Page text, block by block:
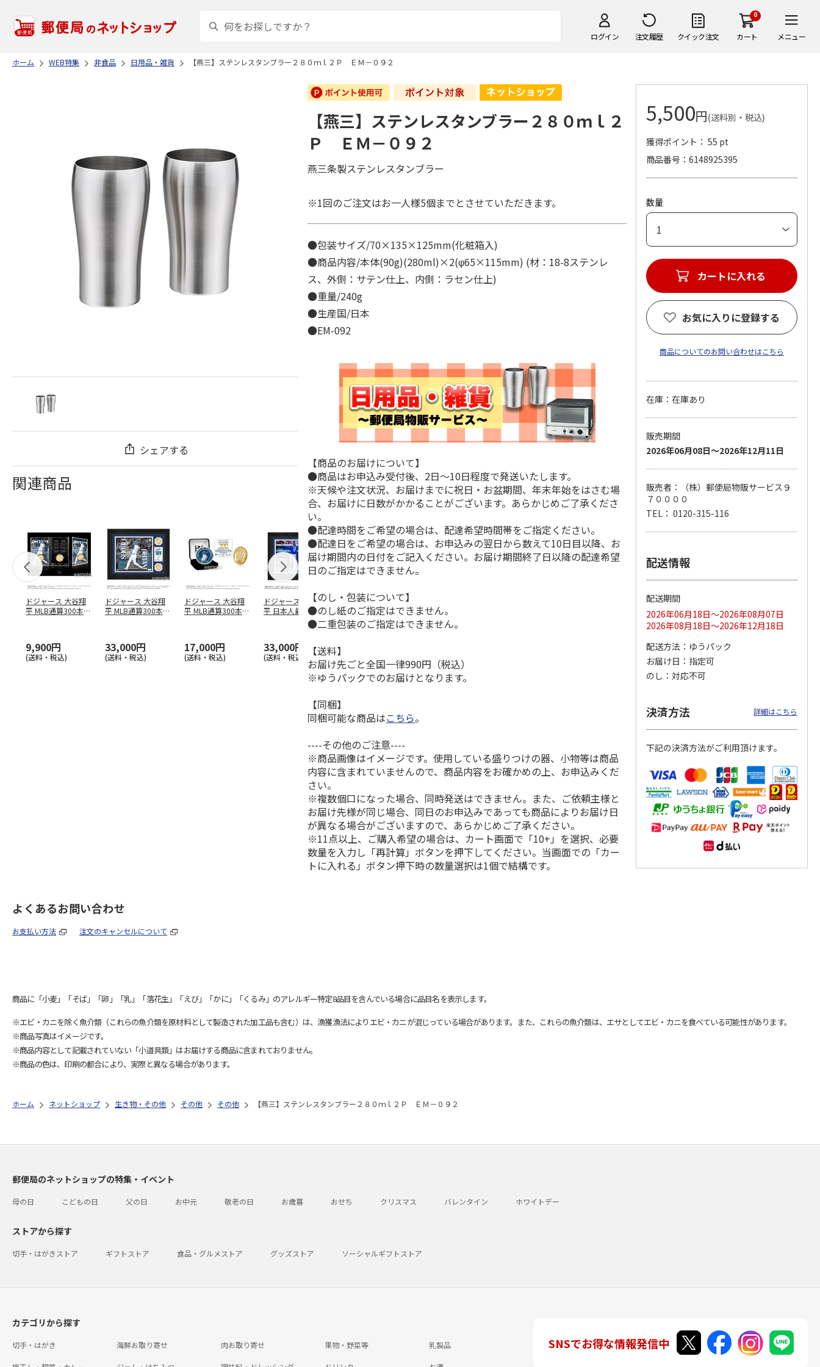
ログイン 注文履歴 クイック注文
0
カート メニュー
ホーム WEB特集 非食品 日用品・雑貨 【燕三】ステンレスタンブラー２８０ｍｌ２Ｐ ＥＭ－０９２
シェアする
関連商品
ドジャース 大谷翔
平 MLB通算300本塁
9,900円
(送料・税込)
ドジャース 大谷翔
平 MLB通算300本塁
33,000円
(送料・税込)
ドジャース 大谷翔
平 MLB通算300本塁
17,000円
(送料・税込)
ドジャース 大谷翔
平 日本人最多53試
合連続出塁記念 ダ
33,000円
(送料・税込)
MLB ドジャース 大
谷翔平 2026 NL 3・
4月投手…
平 日本人最多53試
合連続出塁記念 コ
イ…
ドジャース 大谷翔
平 日本人最多53試
合連続出塁記念 シ
ル…
17,000円
(送料・税込)
谷翔平 2026 NL 3・
4月投手…
【燕三】ステンレスタンブラー２８０ｍｌ２
Ｐ ＥＭ－０９２
燕三条製ステンレスタンブラー
※1回のご注文はお一人様5個までとさせていただきます。
●包装サイズ/70×135×125mm(化粧箱入)
●商品内容/本体(90g)(280ml)×2(φ65×115mm) (材：18-8ステンレ
ス、外側：サテン仕上、内側：ラセン仕上)
●重量/240g
●生産国/日本
●EM-092
【商品のお届けについて】
●商品はお申込み受付後、2日～10日程度で発送いたします。
※天候や注文状況、お届けまでに祝日・お盆期間、年末年始をはさむ場
合、お届けに日数がかかることがございます。あらかじめご了承くださ
い。
●配達時間をご希望の場合は、配達希望時間帯をご指定ください。
●配達日をご希望の場合は、お申込みの翌日から数えて10日目以降、お
届け期間内の日付をご記入ください。お届け期間終了日以降の配達希望
日のご指定はできません。
【のし・包装について】
●のし紙のご指定はできません。
●二重包装のご指定はできません。
【送料】
お届け先ごと全国一律990円（税込）
※ゆうパックでのお届けとなります。
【同梱】
同梱可能な商品はこちら。
----その他のご注意----
※商品画像はイメージです。使用している盛りつけの器、小物等は商品
内容に含まれていませんので、商品内容をお確かめの上、お申込みくだ
さい。
※複数個口になった場合、同時発送はできません。また、ご依頼主様と
お届け先様が同じ場合、同日のお申込みであっても商品によりお届け日
が異なる場合がございますので、あらかじめご了承ください。
※11点以上、ご購入希望の場合は、カート画面で「10+」を選択、必要
数量を入力し「再計算」ボタンを押下してください。当画面での「カー
トに入れる」ボタン押下時の数量選択は1個で結構です。
5,500円(送料別・税込)
獲得ポイント： 55 pt
商品番号
6148925395
数量
カートに入れる
お気に入りに登録する
商品についてのお問い合わせはこちら
在庫：在庫あり
販売期間
2026年06月08日～2026年12月11日
販売者：（株）郵便局物販サービス９
７００００
TEL： 0120-315-116
配送情報
配送期間
2026年06月18日～2026年08月07日
2026年08月18日～2026年12月18日
配送方法
ゆうパック
お届け日
指定可
のし
対応不可
決済方法 詳細はこちら
下記の決済方法がご利用頂けます。
よくあるお問い合わせ
お支払い方法 注文のキャンセルについて
商品に「小麦」「そば」「卵」「乳」「落花生」「えび」「かに」「くるみ」のアレルギー特定8品目を含んでいる場合に品目名を表示します。
※エビ・カニを除く魚介類（これらの魚介類を原材料として製造された加工品も含む）は、漁獲漁法によりエビ・カニが混じっている場合があります。また、これらの魚介類は、エサとしてエビ・カニを食べている可能性があります。
※商品写真はイメージです。
※商品内容として記載されていない「小道具類」はお届けする商品に含まれておりません。
※商品の色は、印刷の都合により、実際と異なる場合があります。
ホーム ネットショップ 生き物・その他 その他 その他 【燕三】ステンレスタンブラー２８０ｍｌ２Ｐ ＥＭ－０９２
郵便局のネットショップの特集・イベント
母の日 こどもの日 父の日 お中元 敬老の日 お歳暮 おせち クリスマス バレンタイン ホワイトデー
ストアから探す
切手・はがきストア ギフトストア 食品・グルメストア グッズストア ソーシャルギフトストア
カテゴリから探す
切手・はがき 海鮮お取り寄せ 肉お取り寄せ 果物・野菜等 乳製品 SNSでお得な情報発信中